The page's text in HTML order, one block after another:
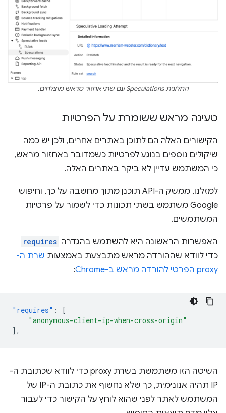
החלונית Speculations עם שתי אחזור מראש מוצלחים.
טעינה מראש ששומרת על הפרטיות
הקישורים האלה הם לתוכן באתרים אחרים, ולכן יש כמה
שיקולים נוספים בנוגע לפרטיות כשמדובר באחזור מראש,
כי המשתמש עדיין לא ביקר באתרים האלה.
למזלנו, ממשק ה-API תוכנן מתוך מחשבה על כך, וחיפוש
Google משתמש בשתי תכונות כדי לשמור על פרטיות
המשתמשים.
האפשרות הראשונה היא להשתמש בהגדרה requires
כדי לוודא שההורדה מראש מתבצעת באמצעות שרת ה-
proxy הפרטי להורדה מראש ב-Chrome
:
"requires" :
[
"anonymous-client-ip-when-cross-origin"
],
השיטה הזו משתמשת בשרת proxy כדי לוודא שכתובת ה-
IP תהיה אנונימית, כך שלא נחשוף את כתובת ה-IP של
המשתמש לאתר לפני שהוא לוחץ על הקישור כדי לעבור